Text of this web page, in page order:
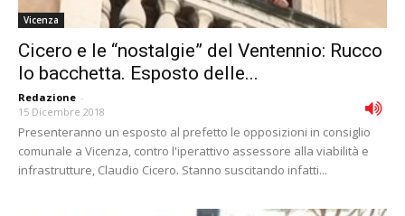
Vicenza
Cicero e le “nostalgie” del Ventennio: Rucco
lo bacchetta. Esposto delle...
Redazione -
15 Dicembre 2018
Presenteranno un esposto al prefetto le opposizioni in consiglio
comunale a Vicenza, contro l'iperattivo assessore alla viabilità e
infrastrutture, Claudio Cicero. Stanno suscitando infatti...